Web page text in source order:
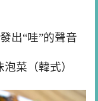
出“哇”的聲音
菜（韓式）